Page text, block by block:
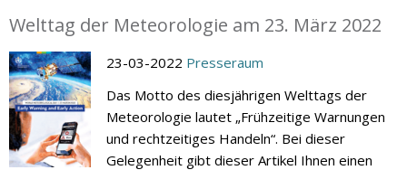
Welttag der Meteorologie am 23. März 2022
23-03-2022 Presseraum
Das Motto des diesjährigen Welttags der
Meteorologie lautet „Frühzeitige Warnungen
und rechtzeitiges Handeln“. Bei dieser
Gelegenheit gibt dieser Artikel Ihnen einen